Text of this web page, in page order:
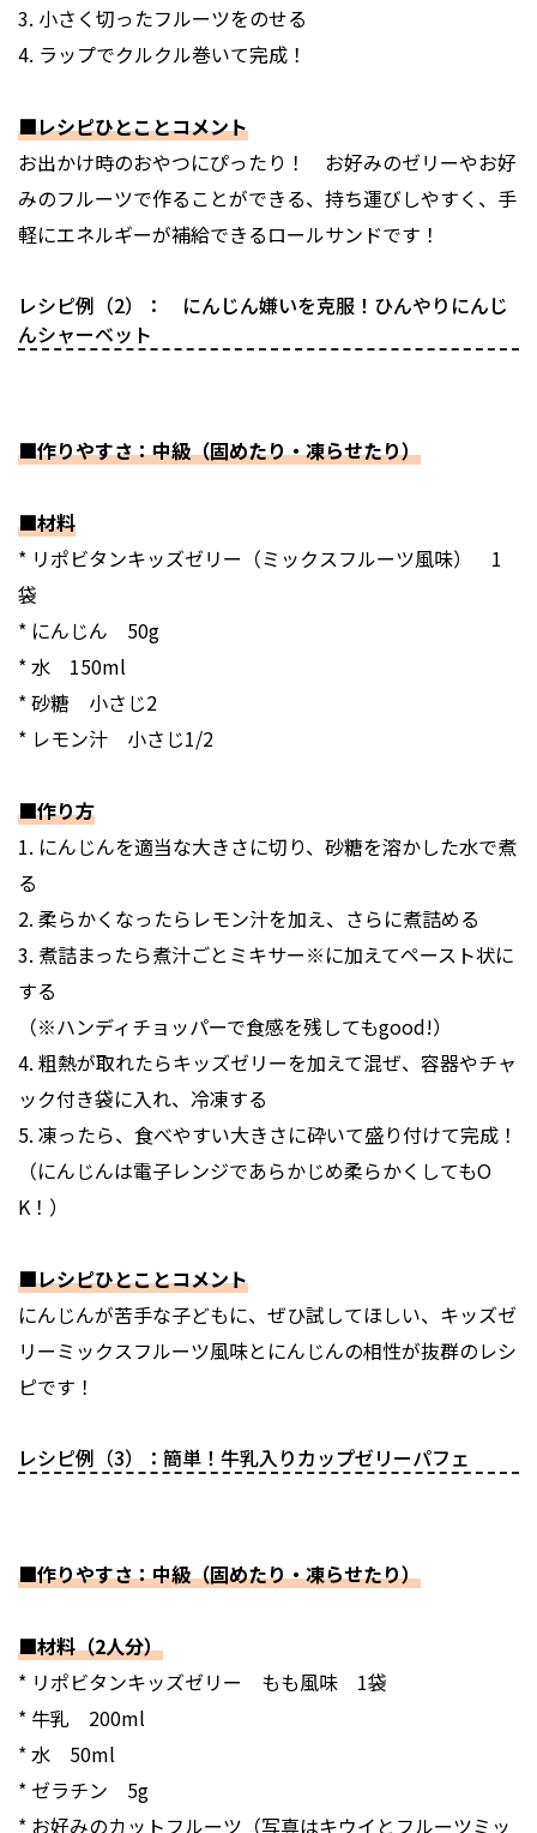
3. 小さく切ったフルーツをのせる
4. ラップでクルクル巻いて完成！
■レシピひとことコメント
お出かけ時のおやつにぴったり！ お好みのゼリーやお好
みのフルーツで作ることができる、持ち運びしやすく、手
軽にエネルギーが補給できるロールサンドです！
レシピ例（2）： にんじん嫌いを克服！ひんやりにんじ
んシャーベット
■作りやすさ：中級（固めたり・凍らせたり）
■材料
* リポビタンキッズゼリー（ミックスフルーツ風味） 1
袋
* にんじん 50g
* 水 150ml
* 砂糖 小さじ2
* レモン汁 小さじ1/2
■作り方
1. にんじんを適当な大きさに切り、砂糖を溶かした水で煮
る
2. 柔らかくなったらレモン汁を加え、さらに煮詰める
3. 煮詰まったら煮汁ごとミキサー※に加えてペースト状に
する
（※ハンディチョッパーで食感を残してもgood!）
4. 粗熱が取れたらキッズゼリーを加えて混ぜ、容器やチャ
ック付き袋に入れ、冷凍する
5. 凍ったら、食べやすい大きさに砕いて盛り付けて完成！
（にんじんは電子レンジであらかじめ柔らかくしてもO
K！）
■レシピひとことコメント
にんじんが苦手な子どもに、ぜひ試してほしい、キッズゼ
リーミックスフルーツ風味とにんじんの相性が抜群のレシ
ピです！
レシピ例（3）：簡単！牛乳入りカップゼリーパフェ
■作りやすさ：中級（固めたり・凍らせたり）
■材料（2人分）
* リポビタンキッズゼリー もも風味 1袋
* 牛乳 200ml
* 水 50ml
* ゼラチン 5g
* お好みのカットフルーツ（写真はキウイとフルーツミッ